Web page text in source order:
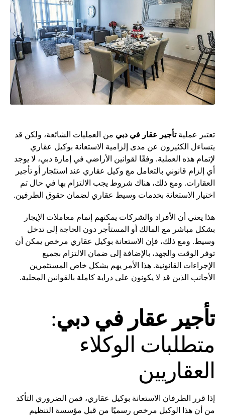
تعتبر عمليةتأجير عقار في دبي من العمليات الشائعة، ولكن قد
يتساءل الكثيرون عن مدى إلزامية الاستعانة بوكيل عقاري
لإتمام هذه العملية. وفقًا لقوانين الأراضي في إمارة دبي، لا يوجد
أي إلزام قانوني بالتعامل مع وكيل عقاري عند استئجار أو تأجير
العقارات. ومع ذلك، هناك شروط يجب الالتزام بها في حال تم
اختيار الاستعانة بخدمات وسيط عقاري لضمان حقوق الطرفين.
هذا يعني أن الأفراد والشركات يمكنهم إتمام معاملات الإيجار
بشكل مباشر مع المالك أو المستأجر دون الحاجة إلى تدخل
وسيط. ومع ذلك، فإن الاستعانة بوكيل عقاري مرخص يمكن أن
توفر الوقت والجهد، بالإضافة إلى ضمان الالتزام بجميع
الإجراءات القانونية. هذا الأمر يهم بشكل خاص المستثمرين
الأجانب الذين قد لا يكونون على دراية كاملة بالقوانين المحلية.
تأجير عقار في دبي:
متطلبات الوكلاء
العقاريين
إذا قرر الطرفان الاستعانة بوكيل عقاري، فمن الضروري التأكد
من أن هذا الوكيل مرخص رسميًا من قبل مؤسسة التنظيم